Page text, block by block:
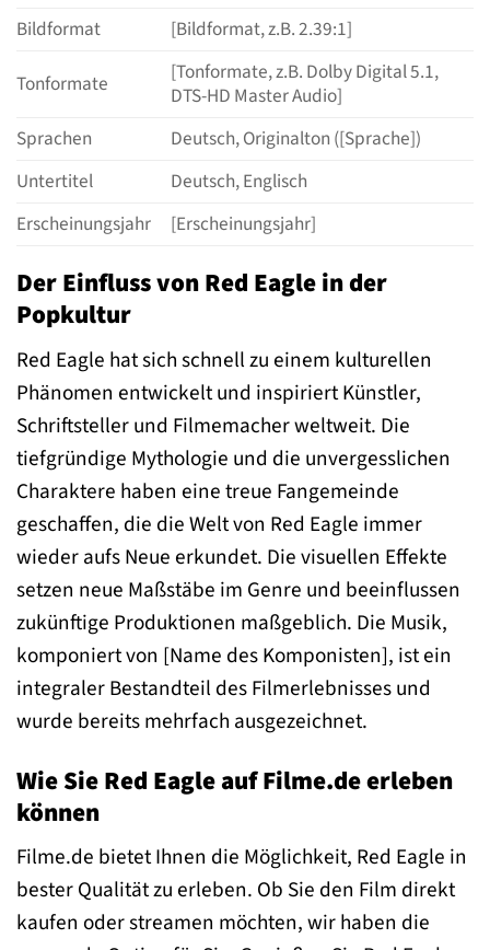
Bildformat
[Bildformat, z.B. 2.39:1]
Tonformate
[Tonformate, z.B. Dolby Digital 5.1,
DTS-HD Master Audio]
Sprachen
Deutsch, Originalton ([Sprache])
Untertitel
Deutsch, Englisch
Erscheinungsjahr
[Erscheinungsjahr]
Der Einfluss von Red Eagle in der
Popkultur
Red Eagle hat sich schnell zu einem kulturellen
Phänomen entwickelt und inspiriert Künstler,
Schriftsteller und Filmemacher weltweit. Die
tiefgründige Mythologie und die unvergesslichen
Charaktere haben eine treue Fangemeinde
geschaffen, die die Welt von Red Eagle immer
wieder aufs Neue erkundet. Die visuellen Effekte
setzen neue Maßstäbe im Genre und beeinflussen
zukünftige Produktionen maßgeblich. Die Musik,
komponiert von [Name des Komponisten], ist ein
integraler Bestandteil des Filmerlebnisses und
wurde bereits mehrfach ausgezeichnet.
Wie Sie Red Eagle auf Filme.de erleben
können
Filme.de bietet Ihnen die Möglichkeit, Red Eagle in
bester Qualität zu erleben. Ob Sie den Film direkt
kaufen oder streamen möchten, wir haben die